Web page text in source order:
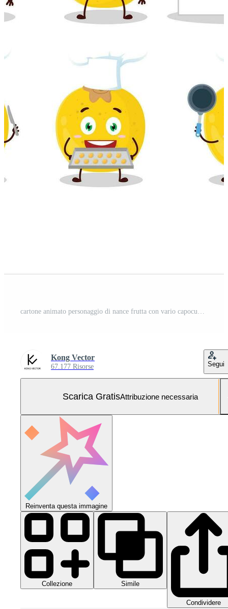
cartone animato personaggio di nance frutta con vario capocuoco emoticon Vettoriali Gratuiti e SVG Gratuiti
Kong Vector
67.177 Risorse Segui
Scarica GratisAttribuzione necessaria
Reinventa questa immagine
Collezione Simile
Condividere